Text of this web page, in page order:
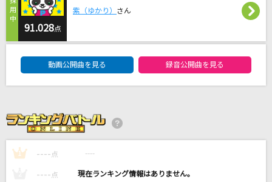
[生音]少年時代
DADDY ! DADDY ! DO ! feat. 鈴木愛理
鈴木雅之
あいつら全員同窓会
ずっと真夜中でいいのに。
[生音]Tomorrow never knows
Mr.Children
91.028点
紫（ゆかり） さん
動画公開曲を見る 録音公開曲を見る
1 ---- 点 ----
---- 点 ----